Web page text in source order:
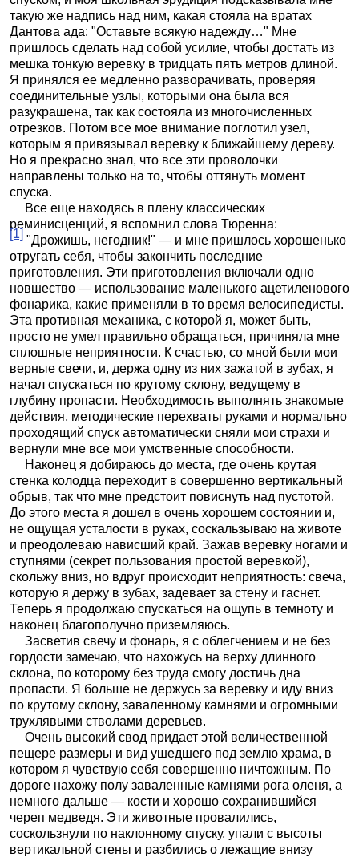
такую же надпись над ним, какая стояла на вратах
Дантова ада: "Оставьте всякую надежду…" Мне
пришлось сделать над собой усилие, чтобы достать из
мешка тонкую веревку в тридцать пять метров длиной.
Я принялся ее медленно разворачивать, проверяя
соединительные узлы, которыми она была вся
разукрашена, так как состояла из многочисленных
отрезков. Потом все мое внимание поглотил узел,
которым я привязывал веревку к ближайшему дереву.
Но я прекрасно знал, что все эти проволочки
направлены только на то, чтобы оттянуть момент
спуска.
Все еще находясь в плену классических
реминисценций, я вспомнил слова Тюренна:
[1] "Дрожишь, негодник!" — и мне пришлось хорошенько
отругать себя, чтобы закончить последние
приготовления. Эти приготовления включали одно
новшество — использование маленького ацетиленового
фонарика, какие применяли в то время велосипедисты.
Эта противная механика, с которой я, может быть,
просто не умел правильно обращаться, причиняла мне
сплошные неприятности. К счастью, со мной были мои
верные свечи, и, держа одну из них зажатой в зубах, я
начал спускаться по крутому склону, ведущему в
глубину пропасти. Необходимость выполнять знакомые
действия, методические перехваты руками и нормально
проходящий спуск автоматически сняли мои страхи и
вернули мне все мои умственные способности.
Наконец я добираюсь до места, где очень крутая
стенка колодца переходит в совершенно вертикальный
обрыв, так что мне предстоит повиснуть над пустотой.
До этого места я дошел в очень хорошем состоянии и,
не ощущая усталости в руках, соскальзываю на животе
и преодолеваю нависший край. Зажав веревку ногами и
ступнями (секрет пользования простой веревкой),
скольжу вниз, но вдруг происходит неприятность: свеча,
которую я держу в зубах, задевает за стену и гаснет.
Теперь я продолжаю спускаться на ощупь в темноту и
наконец благополучно приземляюсь.
Засветив свечу и фонарь, я с облегчением и не без
гордости замечаю, что нахожусь на верху длинного
склона, по которому без труда смогу достичь дна
пропасти. Я больше не держусь за веревку и иду вниз
по крутому склону, заваленному камнями и огромными
трухлявыми стволами деревьев.
Очень высокий свод придает этой величественной
пещере размеры и вид ушедшего под землю храма, в
котором я чувствую себя совершенно ничтожным. По
дороге нахожу полу заваленные камнями рога оленя, а
немного дальше — кости и хорошо сохранившийся
череп медведя. Эти животные провалились,
соскользнули по наклонному спуску, упали с высоты
вертикальной стены и разбились о лежащие внизу